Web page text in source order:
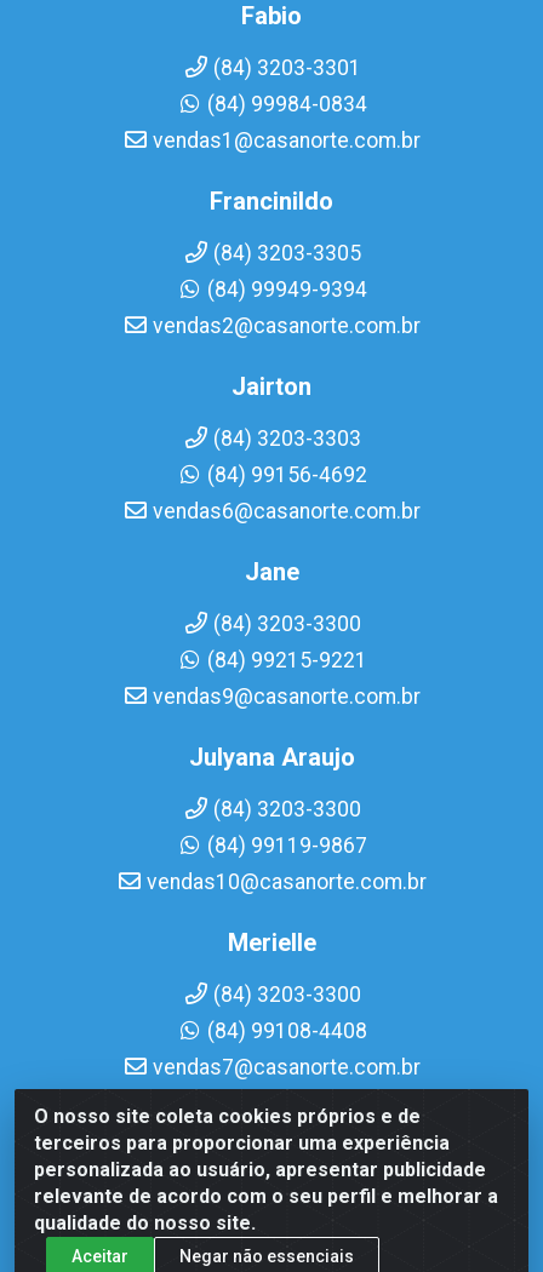
O nosso site coleta cookies próprios e de
terceiros para proporcionar uma experiência
personalizada ao usuário, apresentar publicidade
relevante de acordo com o seu perfil e melhorar a
qualidade do nosso site.
Aceitar Negar não essenciais
Fabio
(84) 3203-3301
(84) 99984-0834
vendas1@casanorte.com.br
Francinildo
(84) 3203-3305
(84) 99949-9394
vendas2@casanorte.com.br
Jairton
(84) 3203-3303
(84) 99156-4692
vendas6@casanorte.com.br
Jane
(84) 3203-3300
(84) 99215-9221
vendas9@casanorte.com.br
Julyana Araujo
(84) 3203-3300
(84) 99119-9867
vendas10@casanorte.com.br
Merielle
(84) 3203-3300
(84) 99108-4408
vendas7@casanorte.com.br
Casa Norte LTDA - Av. Interventor Mário Câmara, 1815 -
Dix-Sept Rosado, Natal/RN - CEP 59054-600 - CNPJ
08.713.513/0001-51